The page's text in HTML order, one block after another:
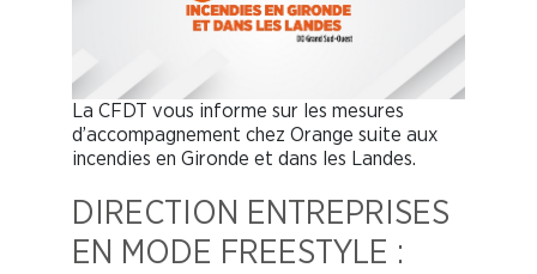
La CFDT vous informe sur les mesures
d’accompagnement chez Orange suite aux
incendies en Gironde et dans les Landes.
DIRECTION ENTREPRISES
EN MODE FREESTYLE :